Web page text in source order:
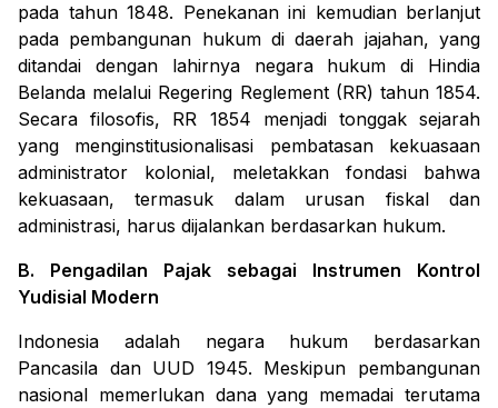
pada tahun 1848. Penekanan ini kemudian berlanjut
pada pembangunan hukum di daerah jajahan, yang
ditandai dengan lahirnya negara hukum di Hindia
Belanda melalui Regering Reglement (RR) tahun 1854.
Secara filosofis, RR 1854 menjadi tonggak sejarah
yang menginstitusionalisasi pembatasan kekuasaan
administrator kolonial, meletakkan fondasi bahwa
kekuasaan, termasuk dalam urusan fiskal dan
administrasi, harus dijalankan berdasarkan hukum.
B. Pengadilan Pajak sebagai Instrumen Kontrol
Yudisial Modern
Indonesia adalah negara hukum berdasarkan
Pancasila dan UUD 1945. Meskipun pembangunan
nasional memerlukan dana yang memadai terutama